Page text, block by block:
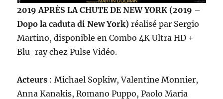
2019 APRÈS LA CHUTE DE NEW YORK (2019 –
Dopo la caduta di New York) réalisé par Sergio
Martino, disponible en Combo 4K Ultra HD +
Blu-ray chez Pulse Vidéo.
Acteurs : Michael Sopkiw, Valentine Monnier,
Anna Kanakis, Romano Puppo, Paolo Maria